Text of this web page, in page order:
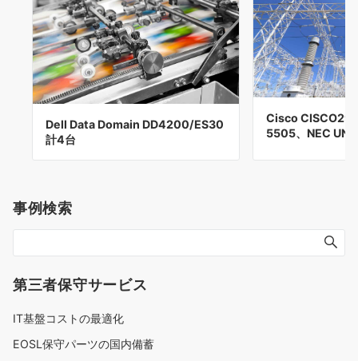
Dell Data Domain DD4200/ES30
計4台
Cisco
5505、NEC
事例検索
第三者保守サービス
IT基盤コストの最適化
EOSL保守パーツの国内備蓄